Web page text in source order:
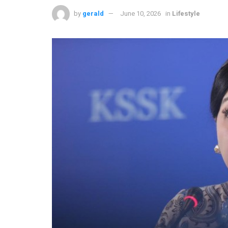
by gerald June 10, 2026 in Lifestyle